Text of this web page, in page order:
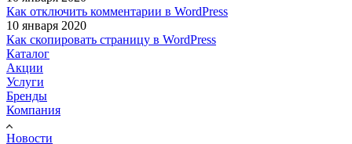
Как отключить комментарии в WordPress
10 января 2020
Как скопировать страницу в WordPress
Каталог
Акции
Услуги
Бренды
Компания
Новости